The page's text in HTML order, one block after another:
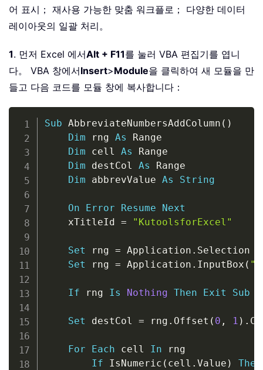
어 표시； 재사용 가능한 맞춤 워크플로； 다양한 데이터
레이아웃의 일괄 처리。
1. 먼저 Excel 에서Alt + F11를 눌러 VBA 편집기를 엽니
다。 VBA 창에서Insert>Module을 클릭하여 새 모듈을 만
들고 다음 코드를 모듈 창에 복사합니다：
Sub AbbreviateNumbersAddColumn ( )
Dim rng As Range
Dim cell As Range
Dim destCol As Range
Dim abbrevValue As String
On Error Resume
Next
    xTitleId
= "KutoolsforExcel"
Set rng = Application . Selection
Set rng = Application . InputBox (
If rng Is Nothing Then Exit Sub
Set destCol = rng . Offset ( 0 , 1 ) .
For Each cell In rng
If IsNumeric ( cell . Value )
Then
Copy